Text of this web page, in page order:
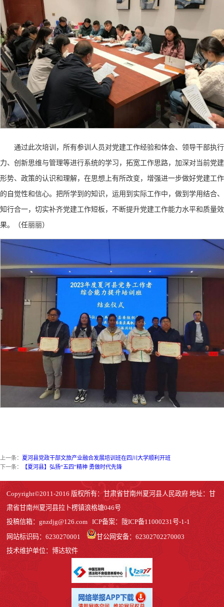
通过此次培训，所有参训人员对党建工作经验和体会、领导干部执行
力、创新思维与管理等进行系统的学习，拓宽工作思路，加深对当前党建
形势、政策的认识和理解，在思想上有所改变，增强进一步做好党建工作
的自觉性和信心。把所学到的知识，运用到实际工作中，做到学用结合、
知行合一，切实补齐党建工作短板，不断提升党建工作能力水平和质量效
果。（任丽丽）
上一条： 夏河县党政干部文旅产业融合发展培训班在四川大学顺利开班
下一条：
【夏河县】弘扬“五四”精神 勇做时代先锋
Copyright©2011-2016 版权所有：甘肃省甘南州夏河县人民政府 地址：甘
肃省甘南州夏河县拉卜楞镇浪格塘046号
投稿信箱：gnzdjg@126.com ICP备案： 陇ICP备11000231号-1-1
网站标识码：6230270001
甘公网安备：62302702270003
技术维护单位：博达软件